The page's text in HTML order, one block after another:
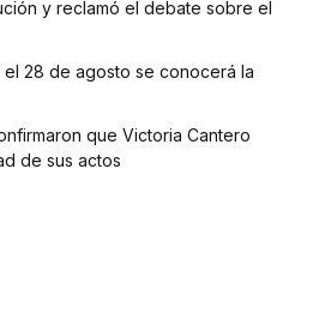
y reclamó el debate sobre el
el 28 de agosto se conocerá la
que Victoria Cantero
de sus actos